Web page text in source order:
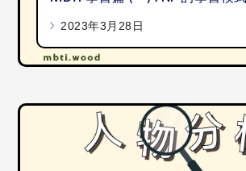
2023年3月28日